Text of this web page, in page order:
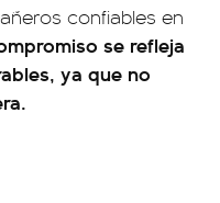
confiables en
se refleja
ya que no